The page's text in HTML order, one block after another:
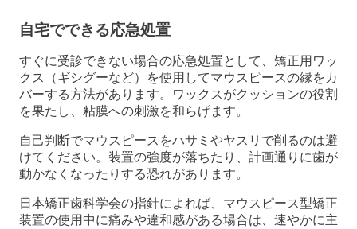
自宅でできる応急処置
すぐに受診できない場合の応急処置として、矯正用ワッ
クス（ギシグーなど）を使用してマウスピースの縁をカ
バーする方法があります。ワックスがクッションの役割
を果たし、粘膜への刺激を和らげます。
自己判断でマウスピースをハサミやヤスリで削るのは避
けてください。装置の強度が落ちたり、計画通りに歯が
動かなくなったりする恐れがあります。
日本矯正歯科学会の指針によれば、マウスピース型矯正
装置の使用中に痛みや違和感がある場合は、速やかに主